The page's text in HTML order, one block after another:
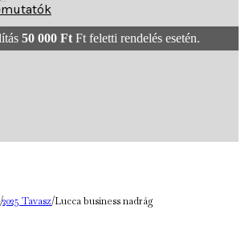
50 000 Ft Ft feletti rendelés esetén.
/2025 Tavasz/Lucca business nadrág